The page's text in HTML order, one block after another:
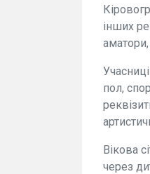
інших
аматори,
пол,
Вікова
через